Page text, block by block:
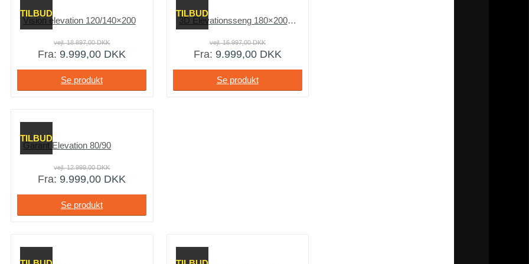
TILBUD
Vision elevation 120/140×200
vejl.18.897,00DKK
Fra: 9.999,00 DKK
Se produkt
TILBUD
3D Elevationsseng 180×200 eller 90×200
vejl.16.997,00DKK
Fra: 9.999,00 DKK
Se produkt
TILBUD
Garant Elevation 80/90
vejl.12.999,00DKK
Fra: 9.999,00 DKK
Se produkt